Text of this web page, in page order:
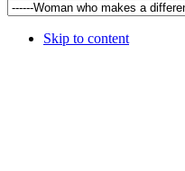
Skip to content